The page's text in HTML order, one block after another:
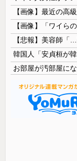
【画像】最近の高
【画像】「ワイら
【悲報】美容師
お部屋が汚部屋にな